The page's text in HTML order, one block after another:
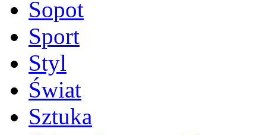
Sopot
Sport
Styl
Świat
Sztuka